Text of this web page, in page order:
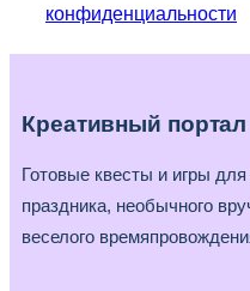
конфиденциальности
Креативный портал
Готовые квесты и игры
праздника, необычного
веселого